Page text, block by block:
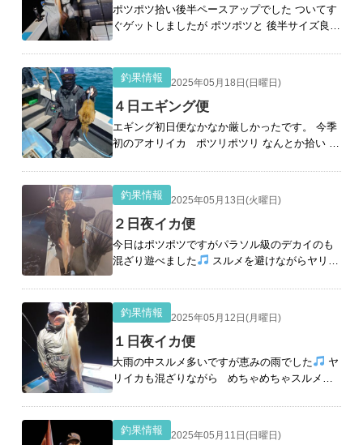
ポツポツ拾い後半ペースアップでした ついてす
ぐゲットしましたが ポツポツと 後半サイズ良く
なり 連チャンで！ こちらもいいサイズ こち
らもデカイ サイズアップ 後半[続きを読む]
釣果情報
2025年05月18日(日曜日)
４日エギング便
エギング初日便なかなか厳しかったです。 今季
初のアオリイカ ポツリポツリ なんとか拾い
なかなかの拾い釣り アオリイカ５杯､コウイカ
２杯でした ご乗船ありがとうございました&#x
[続きを読む]
釣果情報 2025年05月13日(火曜日)
２日夜イカ便
今日はポツポツですがパラソル級のデカイのも
混ざり遊べました
スルメを避けながらヤリイ
カゲット パラソル級のいいサイズも混ざりな
がら こちらもデカイ！ やはりスルメは多いで
すが[続きを読む]
釣果情報 2025年05月12日(月曜日)
１日夜イカ便
大雨の中スルメ多いですが恵みの雨でした
ヤ
リイカも混ざりながら めちゃめちゃスルメが
アタるなか いいサイズも混ざり 雨で活性あが
り サイズも良くなり いいサイズ[続きを読む]
釣果情報
2025年05月11日(日曜日)